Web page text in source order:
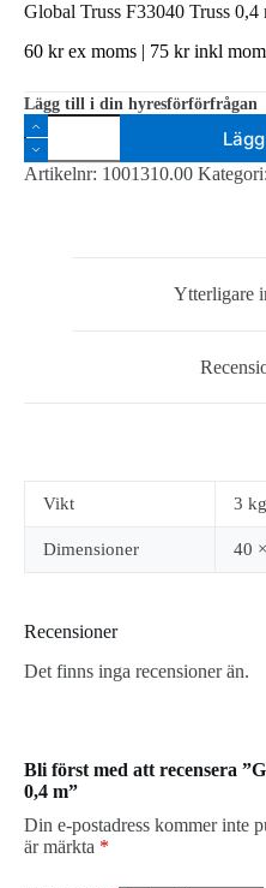
Global Truss F33040 Truss 0,4
60 krex moms | 75 krinkl
Lägg till i din hyresförförfrågan
Global
Truss
F33040
Truss
Artikelnr: 1001310.00 Kategori:
Ytterligare
Vikt 3 kg
Dimensioner 40
Recensioner
Det finns inga recensioner än.
Bli först med att recensera
0,4 m”
Din e-postadress kommer inte
är märkta *